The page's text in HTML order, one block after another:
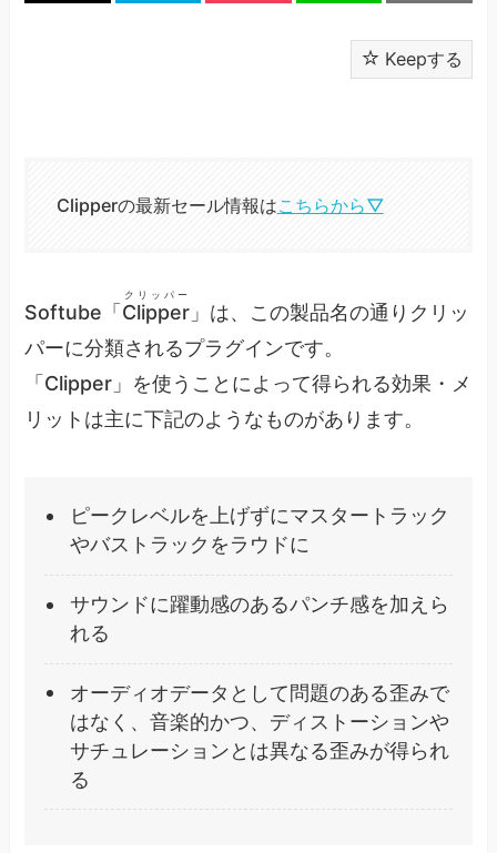
Keepする
Clipperの最新セール情報はこちらから▽
Softube「 Clipper
クリッパー
」は、この製品名の通りクリッ
パーに分類されるプラグインです。
「Clipper」を使うことによって得られる効果・メ
リットは主に下記のようなものがあります。
ピークレベルを上げずにマスタートラック
やバストラックをラウドに
サウンドに躍動感のあるパンチ感を加えら
れる
オーディオデータとして問題のある歪みで
はなく、音楽的かつ、ディストーションや
サチュレーションとは異なる歪みが得られ
る